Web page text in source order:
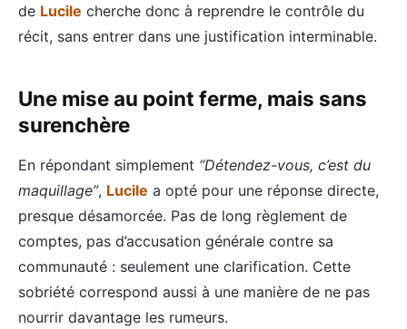
de Lucile cherche donc à reprendre le contrôle du
récit, sans entrer dans une justification interminable.
Une mise au point ferme, mais sans
surenchère
En répondant simplement “Détendez-vous, c’est du
maquillage”, Lucile a opté pour une réponse directe,
presque désamorcée. Pas de long règlement de
comptes, pas d’accusation générale contre sa
communauté : seulement une clarification. Cette
sobriété correspond aussi à une manière de ne pas
nourrir davantage les rumeurs.